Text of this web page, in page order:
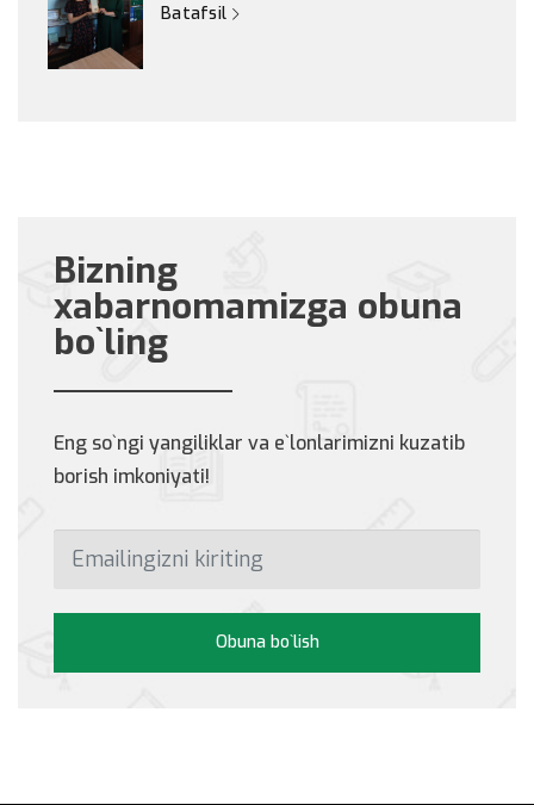
Batafsil
Bizning
xabarnomamizga obuna
bo`ling
Eng so`ngi yangiliklar va e`lonlarimizni kuzatib
borish imkoniyati!
Obuna bo`lish